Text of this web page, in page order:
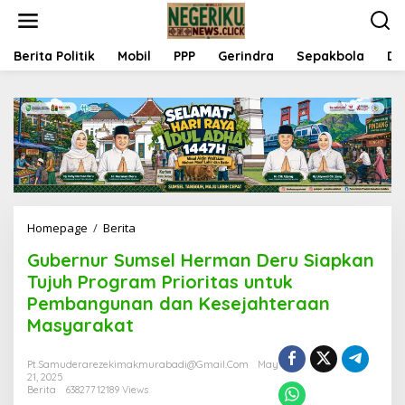
t
Berita Politik Mobil PPP Gerindra Sepakbola
Homepage / Berita
b
e
r
n
m
Gubernur Sumsel Herman Deru Siapkan
Tujuh Program Prioritas untuk
Pembangunan dan Kesejahteraan
Masyarakat
Pt.samuderarezekimakmurabadi@gmail.com
May
21, 2025
Berita
63827712189 Views